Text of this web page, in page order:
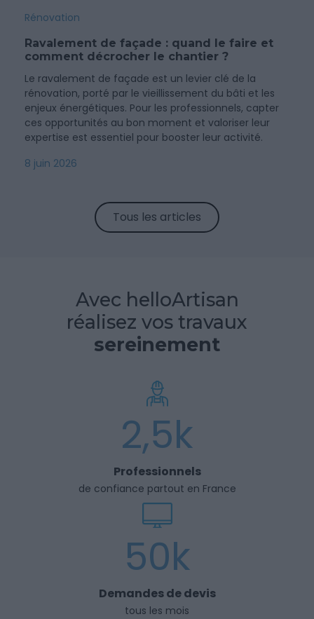
Rénovation
Ravalement de façade : quand le faire et
comment décrocher le chantier ?
Le ravalement de façade est un levier clé de la
rénovation, porté par le vieillissement du bâti et les
enjeux énergétiques. Pour les professionnels, capter
ces opportunités au bon moment et valoriser leur
expertise est essentiel pour booster leur activité.
8 juin 2026
Tous les articles
Avec helloArtisan
réalisez vos travaux
sereinement
2,5k
Professionnels
de confiance partout en France
50k
Demandes de devis
tous les mois